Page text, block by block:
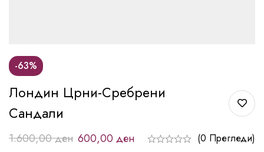
-63%
Лондин Црни-Сребрени
Сандали
1.600,00ден 600,00 ден
(0 Прегледи)